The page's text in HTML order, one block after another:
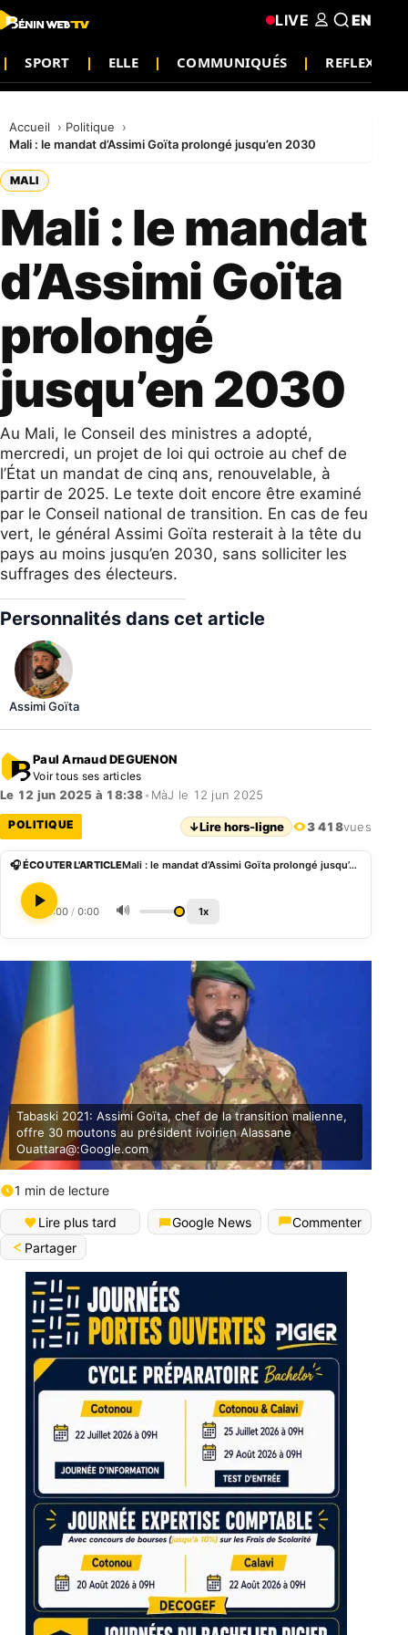
SPORT ELLE COMMUNIQUÉS REFLEXION
LIVE EN
Accueil
Politique
Mali : le mandat d’Assimi Goïta prolongé jusqu’en 2030
MALI
Mali : le mandat
d’Assimi Goïta
prolongé
jusqu’en 2030
Au Mali, le Conseil des ministres a adopté,
mercredi, un projet de loi qui octroie au chef de
l’État un mandat de cinq ans, renouvelable, à
partir de 2025. Le texte doit encore être examiné
par le Conseil national de transition. En cas de feu
vert, le général Assimi Goïta resterait à la tête du
pays au moins jusqu’en 2030, sans solliciter les
suffrages des électeurs.
Personnalités dans cet article
Assimi Goïta
Paul Arnaud DEGUENON
Voir tous ses articles
Le 12 jun 2025 à 18:38• MàJ le 12 jun 2025
POLITIQUE ↓Lire hors-ligne 3 418vues
🎧 ÉCOUTER L'ARTICLE Mali : le mandat d’Assimi Goïta prolongé jusqu’en 2030
0:00 / 0:00 🔊 1x
Tabaski 2021: Assimi Goïta, chef de la transition malienne,
offre 30 moutons au président ivoirien Alassane
Ouattara@:Google.com
1 min de lecture
Lire plus tard Google News
Commenter
Partager